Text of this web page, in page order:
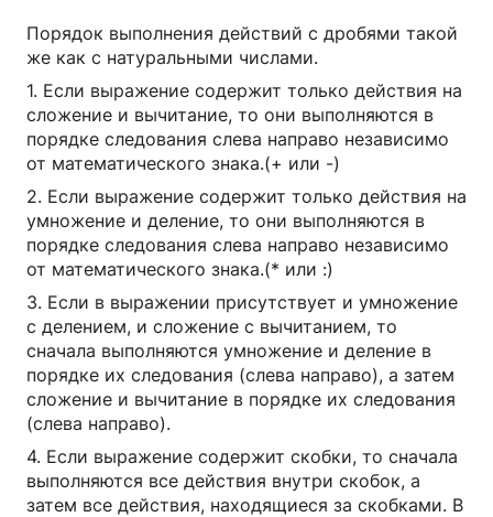
Порядок выполнения действий с дробями такой
же как с натуральными числами.
1. Если выражение содержит только действия на
сложение и вычитание, то они выполняются в
порядке следования слева направо независимо
от математического знака.(+ или -)
2. Если выражение содержит только действия на
умножение и деление, то они выполняются в
порядке следования слева направо независимо
от математического знака.(* или :)
3. Если в выражении присутствует и умножение
с делением, и сложение с вычитанием, то
сначала выполняются умножение и деление в
порядке их следования (слева направо), а затем
сложение и вычитание в порядке их следования
(слева направо).
4. Если выражение содержит скобки, то сначала
выполняются все действия внутри скобок, а
затем все действия, находящиеся за скобками. В